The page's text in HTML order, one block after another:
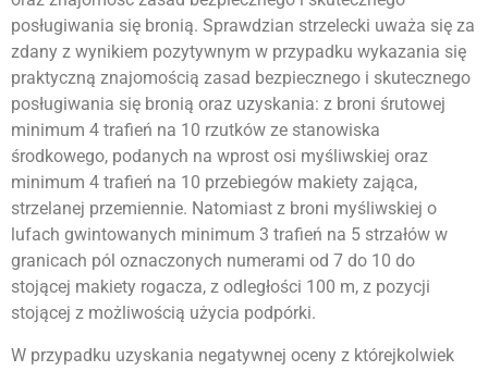
posługiwania się bronią. Sprawdzian strzelecki uważa się za
zdany z wynikiem pozytywnym w przypadku wykazania się
praktyczną znajomością zasad bezpiecznego i skutecznego
posługiwania się bronią oraz uzyskania: z broni śrutowej
minimum 4 trafień na 10 rzutków ze stanowiska
środkowego, podanych na wprost osi myśliwskiej oraz
minimum 4 trafień na 10 przebiegów makiety zająca,
strzelanej przemiennie. Natomiast z broni myśliwskiej o
lufach gwintowanych minimum 3 trafień na 5 strzałów w
granicach pól oznaczonych numerami od 7 do 10 do
stojącej makiety rogacza, z odległości 100 m, z pozycji
stojącej z możliwością użycia podpórki.
W przypadku uzyskania negatywnej oceny z którejkolwiek